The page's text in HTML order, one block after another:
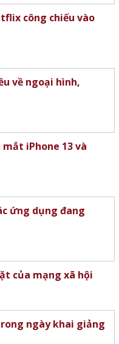
công chiếu vào
về ngoại hình,
iPhone 13 và
ứng dụng đang
của mạng xã hội
ngày khai giảng